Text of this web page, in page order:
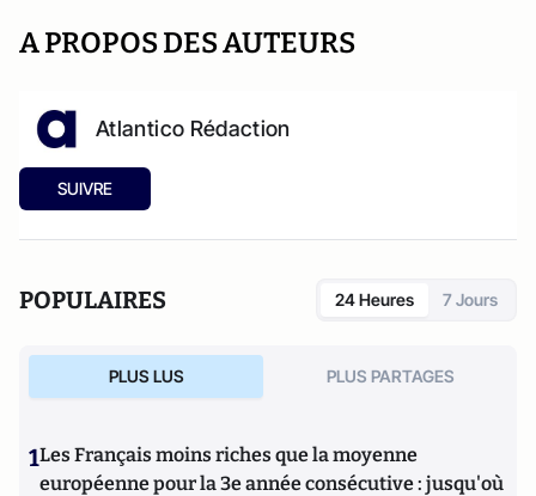
A PROPOS DES AUTEURS
Atlantico Rédaction
SUIVRE
POPULAIRES 24 Heures 7 Jours
PLUS LUS PLUS PARTAGES
1Les Français moins riches que la moyenne
européenne pour la 3e année consécutive : jusqu'où